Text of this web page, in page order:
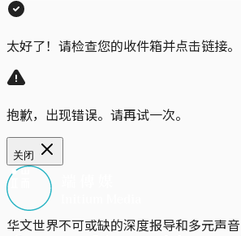
太好了！请检查您的收件箱并点击链接。
抱歉，出现错误。请再试一次。
关闭
华文世界不可或缺的深度报导和多元声音